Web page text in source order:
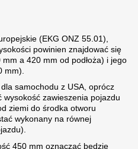
(EKG ONZ 55.01),
powinien znajdować się
a 420 mm od podłoża) i jego
mm).
samochodu z USA, oprócz
zawieszenia pojazdu
ziemi do środka otworu
wykonany na równej
450 mm oznaczać będzie